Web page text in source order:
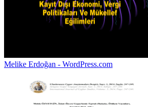
Melike Erdoğan - WordPress.com